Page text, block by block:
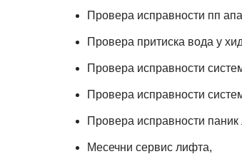
Провера исправности пп
Провера притиска вода у
Провера исправности
Провера исправности
Провера исправности паник
Месечни сервис лифта,